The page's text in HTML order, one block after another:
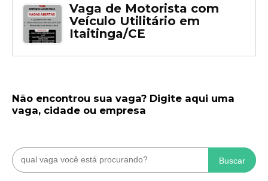
Vaga de Motorista com
Veículo Utilitário em
Itaitinga/CE
Não encontrou sua vaga? Digite aqui uma
vaga, cidade ou empresa
Buscar